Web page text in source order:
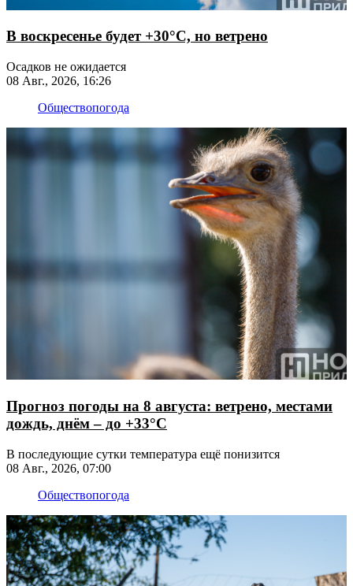
В воскресенье будет +30°С, но ветрено
Осадков не ожидается
08 Авг., 2026, 16:26
Обществопогода
Прогноз погоды на 8 августа: ветрено, местами
дождь, днём – до +33°С
В последующие сутки температура ещё понизится
08 Авг., 2026, 07:00
Обществопогода